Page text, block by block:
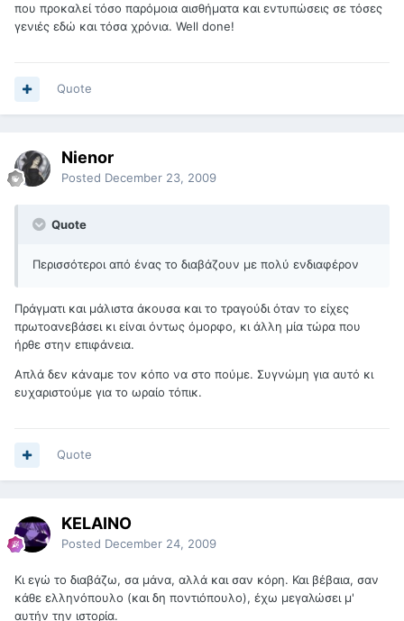
που προκαλεί τόσο παρόμοια αισθήματα και εντυπώσεις σε τόσες
γενιές εδώ και τόσα χρόνια. Well done!
Quote
Nienor
Posted December 23, 2009
Quote
Περισσότεροι από ένας το διαβάζουν με πολύ ενδιαφέρον
Πράγματι και μάλιστα άκουσα και το τραγούδι όταν το είχες
πρωτοανεβάσει κι είναι όντως όμορφο, κι άλλη μία τώρα που
ήρθε στην επιφάνεια.
Απλά δεν κάναμε τον κόπο να στο πούμε. Συγνώμη για αυτό κι
ευχαριστούμε για το ωραίο τόπικ.
Quote
KELAINO
Posted December 24, 2009
Κι εγώ το διαβάζω, σα μάνα, αλλά και σαν κόρη. Και βέβαια, σαν
κάθε ελληνόπουλο (και δη ποντιόπουλο), έχω μεγαλώσει μ'
αυτήν την ιστορία.